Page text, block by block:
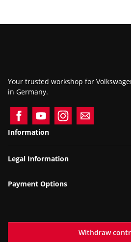
Your trusted workshop for
in Germany.
Information
Legal Information
Payment Options
Withdraw